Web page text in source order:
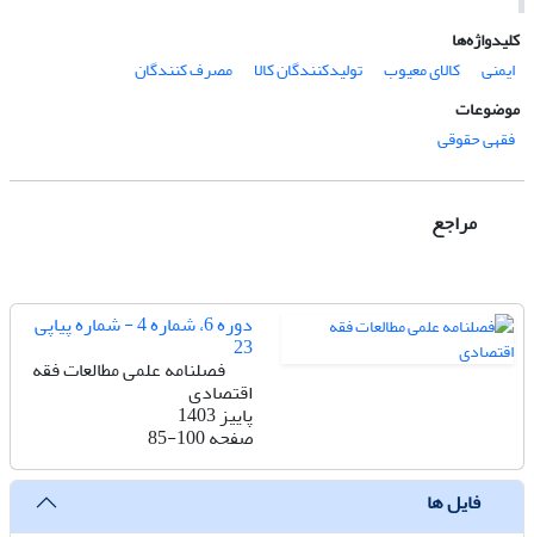
کلیدواژه‌ها
ایمنی
کالای معیوب تولیدکنندگان کالا
مصرف کنندگان
موضوعات
فقهی حقوقی
مراجع
دوره 6، شماره 4 - شماره پیاپی
23
فصلنامه علمی مطالعات فقه
اقتصادی
پاییز 1403
صفحه85-100
فایل ها